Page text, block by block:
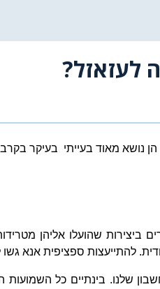
לעזאזל?
נושא מאוד בעייתי בעיקר בקרב
ביצירות שהועלו אליהן
להתייעצות ספציפית אנא גשו
שלנו. בינתיים כל השמועות